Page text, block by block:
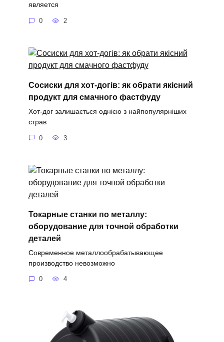
является
0 2
Сосиски для хот-догів: як обрати якісний
продукт для смачного фастфуду
Хот-дог залишається однією з найпопулярніших
страв
0 3
Токарные станки по металлу:
оборудование для точной обработки
деталей
Современное металлообрабатывающее
производство невозможно
0 4